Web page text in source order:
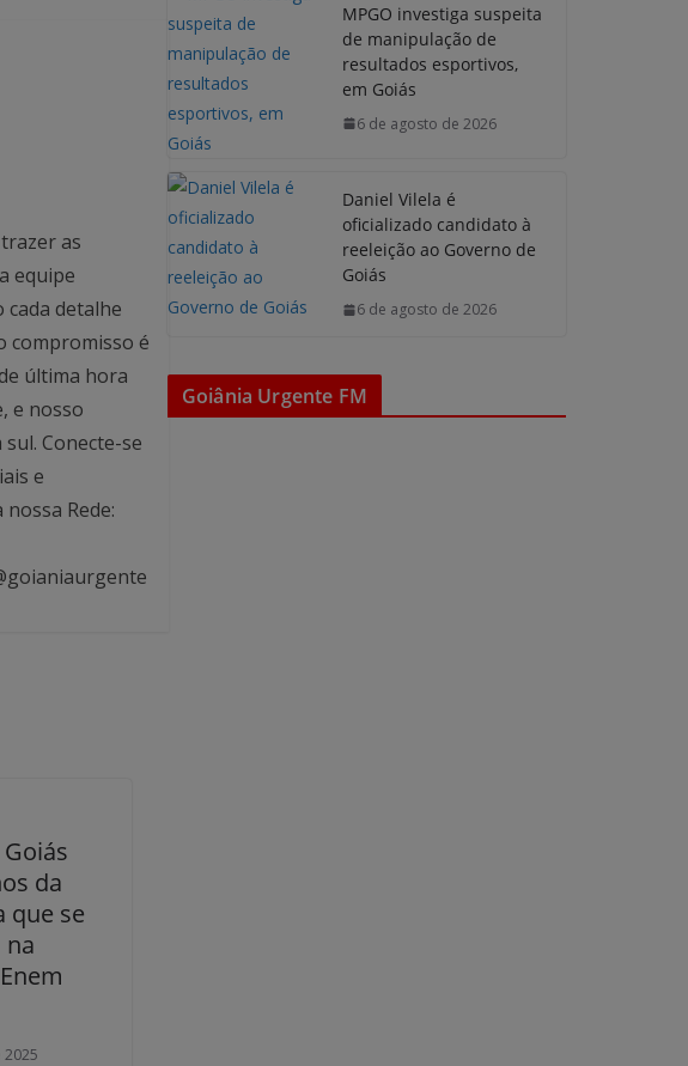
as
equipe
detalhe
compromisso é
última hora
e nosso
Conecte-se
e
Rede:
da
que se
na
MPGO investiga suspeita
de manipulação de
resultados esportivos,
em Goiás
6 de agosto de 2026
Daniel Vilela é
oficializado candidato à
reeleição ao Governo de
Goiás
6 de agosto de 2026
Goiânia Urgente FM